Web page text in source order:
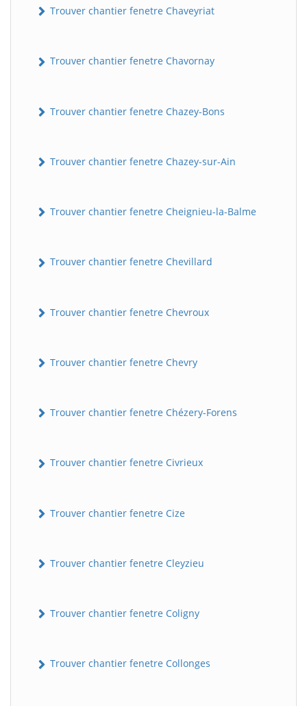
Trouver chantier fenetre Chaveyriat
Trouver chantier fenetre Chavornay
Trouver chantier fenetre Chazey-Bons
Trouver chantier fenetre Chazey-sur-Ain
Trouver chantier fenetre Cheignieu-la-Balme
Trouver chantier fenetre Chevillard
Trouver chantier fenetre Chevroux
Trouver chantier fenetre Chevry
Trouver chantier fenetre Chézery-Forens
Trouver chantier fenetre Civrieux
Trouver chantier fenetre Cize
Trouver chantier fenetre Cleyzieu
Trouver chantier fenetre Coligny
Trouver chantier fenetre Collonges